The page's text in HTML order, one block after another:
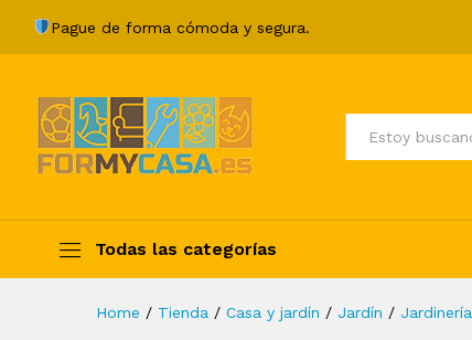
Pague de forma cómoda y segura.
Todos
Todas las categorías
Home / Tienda / Casa y jardín / Jardín / Jardinería
Description Specification